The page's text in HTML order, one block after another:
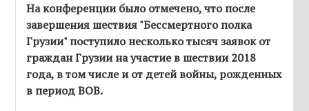
На конференции было отмечено, что после
завершения шествия "Бессмертного полка
Грузии" поступило несколько тысяч заявок от
граждан Грузии на участие в шествии 2018
года, в том числе и от детей войны, рожденных
в период ВОВ.